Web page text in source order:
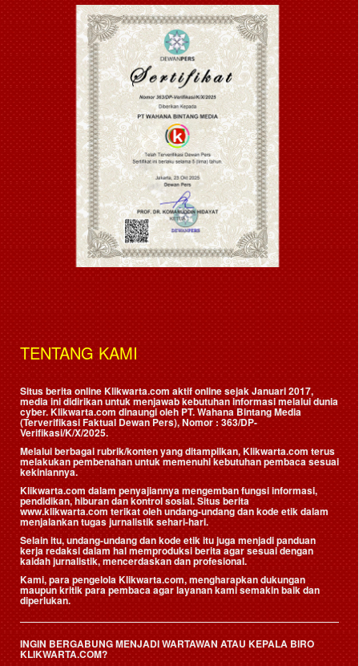
TENTANG KAMI
Situs berita online Klikwarta.com aktif online sejak Januari 2017,
media ini didirikan untuk menjawab kebutuhan informasi melalui dunia
cyber. Klikwarta.com dinaungi oleh PT. Wahana Bintang Media
(Terverifikasi Faktual Dewan Pers), Nomor : 363/DP-
Verifikasi/K/X/2025.
Melalui berbagai rubrik/konten yang ditampilkan, Klikwarta.com terus
melakukan pembenahan untuk memenuhi kebutuhan pembaca sesuai
kekiniannya.
Klikwarta.com dalam penyajiannya mengemban fungsi informasi,
pendidikan, hiburan dan kontrol sosial. Situs berita
www.klikwarta.com terikat oleh undang-undang dan kode etik dalam
menjalankan tugas jurnalistik sehari-hari.
Selain itu, undang-undang dan kode etik itu juga menjadi panduan
kerja redaksi dalam hal memproduksi berita agar sesuai dengan
kaidah jurnalistik, mencerdaskan dan profesional.
Kami, para pengelola Klikwarta.com, mengharapkan dukungan
maupun kritik para pembaca agar layanan kami semakin baik dan
diperlukan.
INGIN BERGABUNG MENJADI WARTAWAN ATAU KEPALA BIRO
KLIKWARTA.COM?